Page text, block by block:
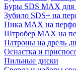
Буры SDS MAX для
Зубило SDS+ на
Пика MAX на
Штробер MAX на
Патроны на дрель
Оснастка и
Пильные диски